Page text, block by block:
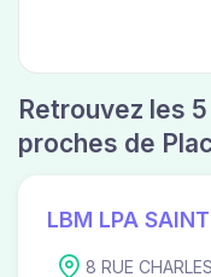
Retrouvez les
proches de
LBM LPA
8 RUE